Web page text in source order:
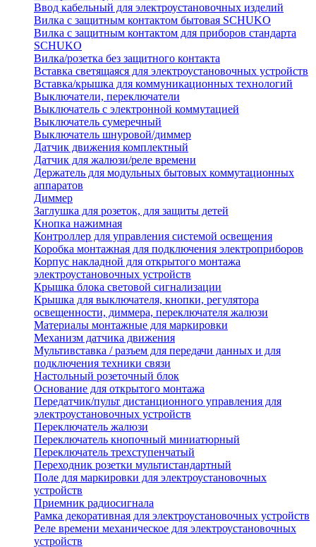
Ввод кабельный для электроустановочных изделий
Вилка с защитным контактом бытовая SCHUKO
Вилка с защитным контактом для приборов стандарта
SCHUKO
Вилка/розетка без защитного контакта
Вставка светящаяся для электроустановочных устройств
Вставка/крышка для коммуникационных технологий
Выключатели, переключатели
Выключатель с электронной коммутацией
Выключатель сумеречный
Выключатель шнуровой/диммер
Датчик движения комплектный
Датчик для жалюзи/реле времени
Держатель для модульных бытовых коммутационных
аппаратов
Диммер
Заглушка для розеток, для защиты детей
Кнопка нажимная
Контроллер для управления системой освещения
Коробка монтажная для подключения электроприборов
Корпус накладной для открытого монтажа
электроустановочных устройств
Крышка блока световой сигнализации
Крышка для выключателя, кнопки, регулятора
освещенности, диммера, переключателя жалюзи
Материалы монтажные для маркировки
Механизм датчика движения
Мультивставка / разъем для передачи данных и для
подключения техники связи
Настольный розеточный блок
Основание для открытого монтажа
Передатчик/пульт дистанционного управления для
электроустановочных устройств
Переключатель жалюзи
Переключатель кнопочный миниатюрный
Переключатель трехступенчатый
Переходник розетки мультистандартный
Поле для маркировки для электроустановочных
устройств
Приемник радиосигнала
Рамка декоративная для электроустановочных устройств
Реле времени механическое для электроустановочных
устройств